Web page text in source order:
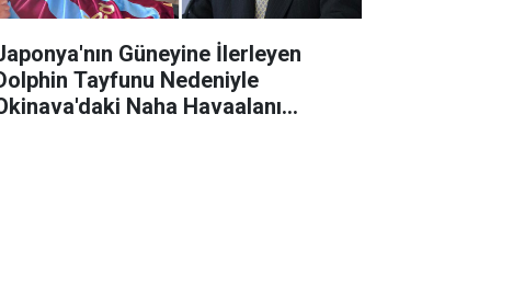
Güneyine İlerleyen
Tayfunu Nedeniyle
Naha Havaalanı